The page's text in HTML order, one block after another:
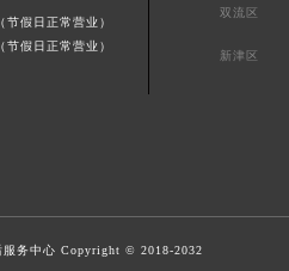
假日正常营业）
假日正常营业）
双流区
新津区
服务中心 Copyright © 2018-2032